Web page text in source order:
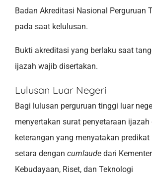
Badan Akreditasi Nasional Perguruan
pada saat kelulusan.
Bukti akreditasi yang berlaku saat
ijazah wajib disertakan.
Lulusan Luar Negeri
Bagi lulusan perguruan tinggi luar
menyertakan surat penyetaraan ijazah
keterangan yang menyatakan
setara dengan cumlaude dari
Kebudayaan, Riset, dan Teknologi